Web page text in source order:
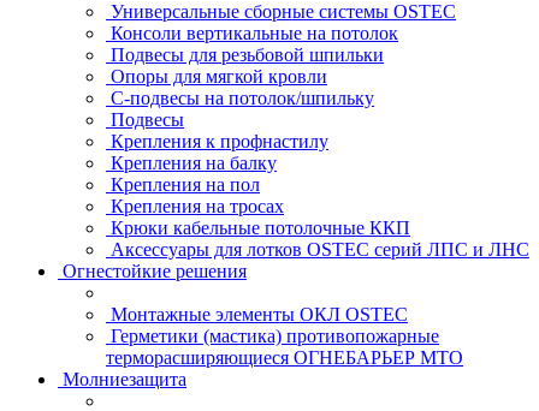
Универсальные сборные системы OSTEC
Консоли вертикальные на потолок
Подвесы для резьбовой шпильки
Опоры для мягкой кровли
С-подвесы на потолок/шпильку
Подвесы
Крепления к профнастилу
Крепления на балку
Крепления на пол
Крепления на тросах
Крюки кабельные потолочные ККП
Аксессуары для лотков OSTEC серий ЛПС и ЛНС
Огнестойкие решения
Монтажные элементы ОКЛ OSTEC
Герметики (мастика) противопожарные
терморасширяющиеся ОГНЕБАРЬЕР МТО
Молниезащита